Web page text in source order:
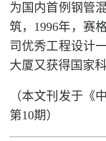
为国内首例钢管
筑，1996年，赛
司优秀工程设计
大厦又获得国家
（本文刊发于《
第10期）